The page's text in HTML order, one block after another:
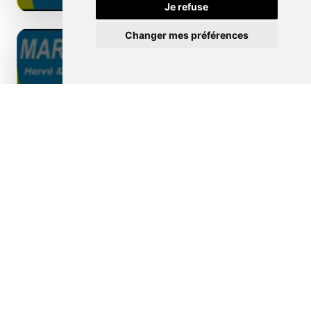
Je refuse
Changer mes préférences